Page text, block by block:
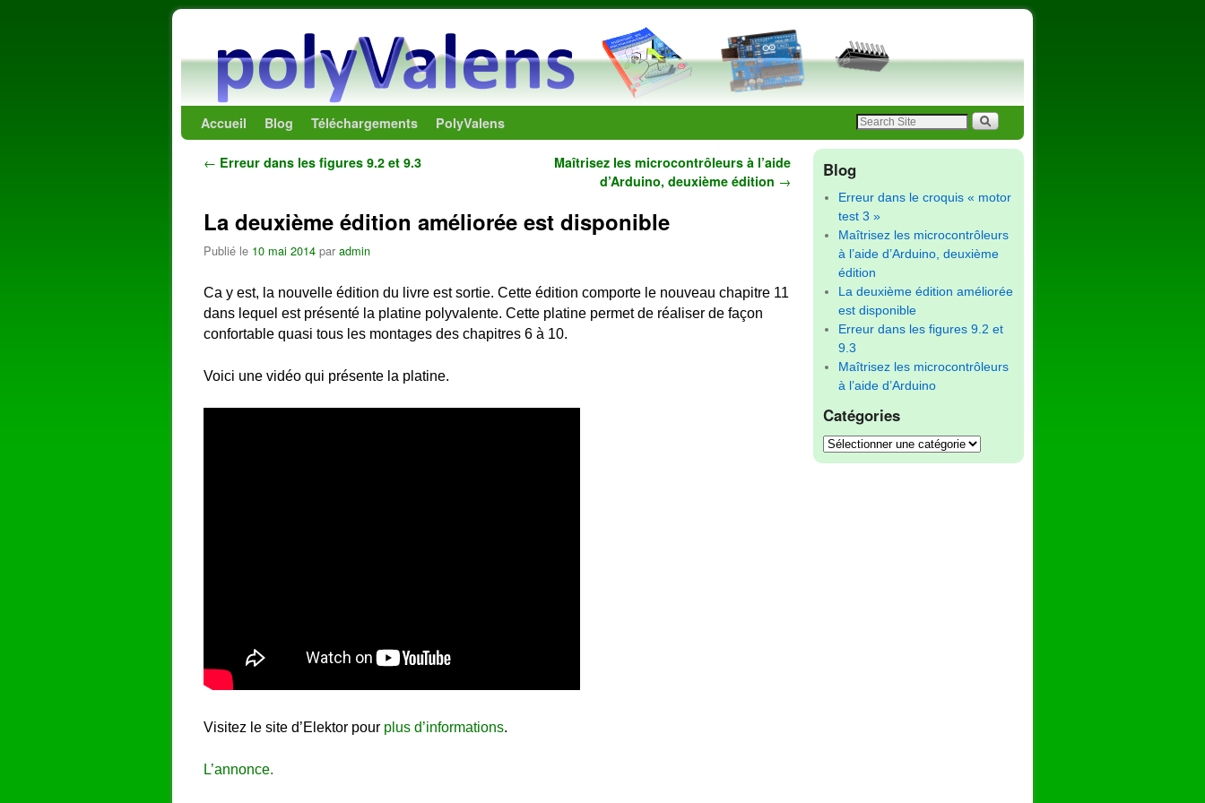
Accueil Blog Téléchargements PolyValens
Navigation des articles
← Erreur dans les figures 9.2 et 9.3
Maîtrisez les microcontrôleurs à l’aide
d’Arduino, deuxième édition →
La deuxième édition améliorée est disponible
Publié le 10 mai 2014 par admin
Ca y est, la nouvelle édition du livre est sortie. Cette édition comporte le nouveau chapitre 11
dans lequel est présenté la platine polyvalente. Cette platine permet de réaliser de façon
confortable quasi tous les montages des chapitres 6 à 10.
Voici une vidéo qui présente la platine.
Visitez le site d’Elektor pour plus d’informations.
L’annonce.
Blog
Erreur dans le croquis « motor
test 3 »
Maîtrisez les microcontrôleurs
à l’aide d’Arduino, deuxième
édition
La deuxième édition améliorée
est disponible
Erreur dans les figures 9.2 et
9.3
Maîtrisez les microcontrôleurs
à l’aide d’Arduino
Catégories